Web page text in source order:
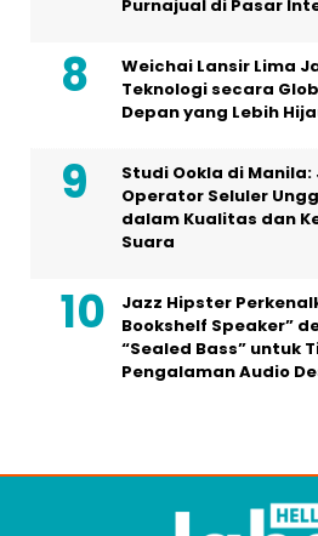
Purnajual di Pasar
Weichai Lansir Lima
Teknologi secara
Depan yang Lebih
Studi Ookla di Manila:
Operator Seluler
dalam Kualitas dan
Suara
Jazz Hipster
Bookshelf Speaker”
“Sealed Bass” untuk
Pengalaman Audio